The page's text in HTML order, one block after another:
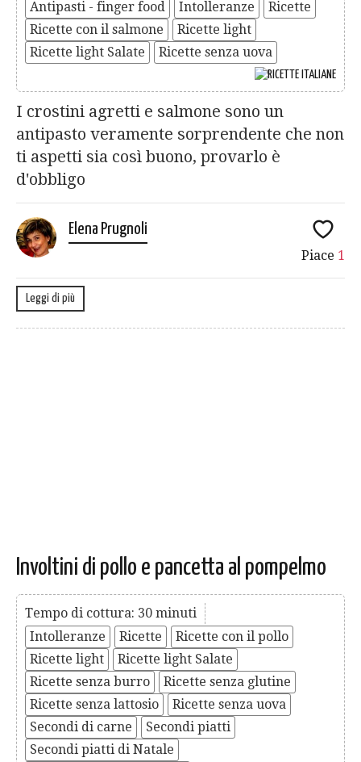
Antipasti - finger food
Intolleranze
Ricette
Ricette con il salmone
Ricette light
Ricette light Salate
Ricette senza uova
I crostini agretti e salmone sono un
antipasto veramente sorprendente che non
ti aspetti sia così buono, provarlo è
d'obbligo
Elena Prugnoli
Piace 1
Leggi di più
Involtini di pollo e pancetta al pompelmo
Tempo di cottura: 30 minuti
Intolleranze
Ricette
Ricette con il pollo
Ricette light
Ricette light Salate
Ricette senza burro
Ricette senza glutine
Ricette senza lattosio
Ricette senza uova
Secondi di carne
Secondi piatti
Secondi piatti di Natale